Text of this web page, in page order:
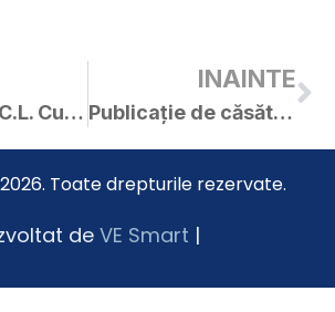
Hotărâri ale C.L. Curtici adoptate în ședința din 19.04.2017
INAINTE
Publicaţie de căsătorie – Mercea Cosmin-Ionuţ / Dănilă Iulia-Claudia
Toate drepturile rezervate.
deVE Smart |